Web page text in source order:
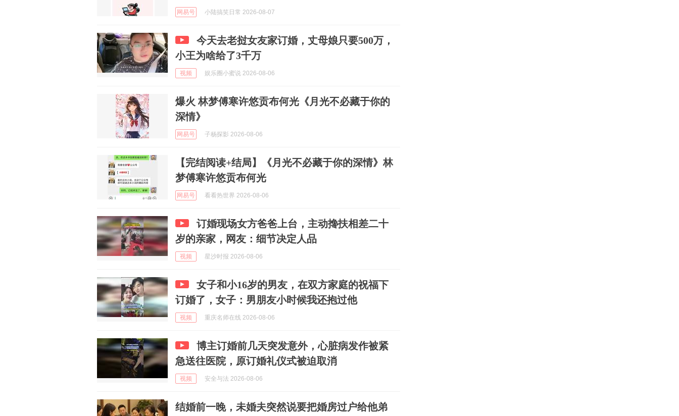
网易号 小陆搞笑日常 2026-08-07
今天去老挝女友家订婚，丈母娘只要500万，
小王为啥给了3千万
视频 娱乐圈小蜜说 2026-08-06
爆火 林梦傅寒许悠贡布何光《月光不必藏于你的
深情》
网易号 子杨探影 2026-08-06
【完结阅读+结局】《月光不必藏于你的深情》林
梦傅寒许悠贡布何光
网易号 看看热世界 2026-08-06
订婚现场女方爸爸上台，主动搀扶相差二十
岁的亲家，网友：细节决定人品
视频 星沙时报 2026-08-06
女子和小16岁的男友，在双方家庭的祝福下
订婚了，女子：男朋友小时候我还抱过他
视频 重庆名师在线 2026-08-06
博主订婚前几天突发意外，心脏病发作被紧
急送往医院，原订婚礼仪式被迫取消
视频 安全与法 2026-08-06
结婚前一晚，未婚夫突然说要把婚房过户给他弟